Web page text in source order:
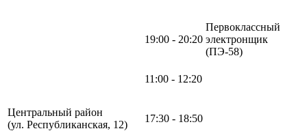
19:00 - 20:20
Первоклассный
электронщик
(ПЭ-58)
Центральный район
(ул. Республиканская, 12)
11:00 - 12:20
17:30 - 18:50